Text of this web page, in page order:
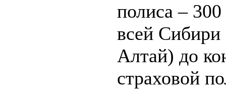
полиса –
всей Сибири
Алтай) до
страховой